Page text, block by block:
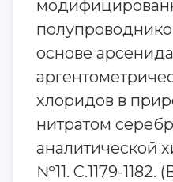
основе
хлоридов в
нитратом
аналитической
№11. С.1179-